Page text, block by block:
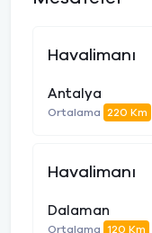
Havalimanı
Antalya
Ortalama 220 Km
Havalimanı
Dalaman
Ortalama 120 Km